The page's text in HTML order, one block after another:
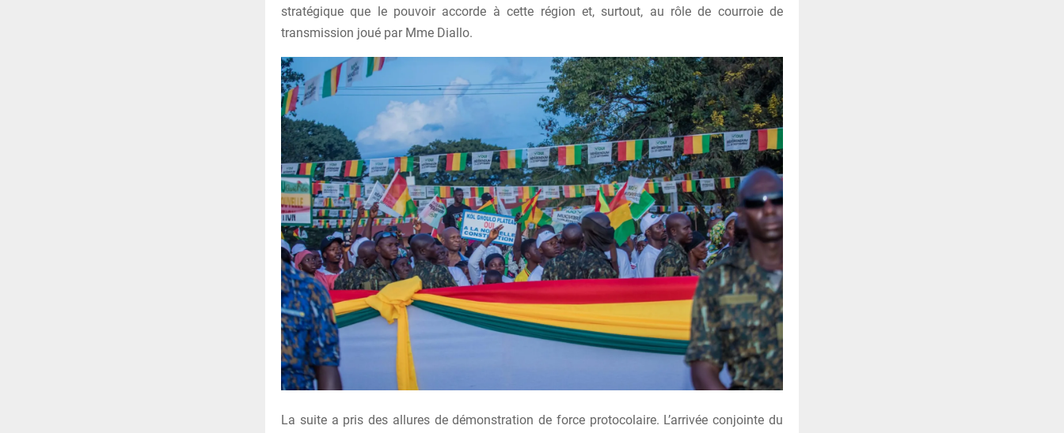
stratégique que le pouvoir accorde à cette région et, surtout, au rôle de courroie de
transmission joué par Mme Diallo.
La suite a pris des allures de démonstration de force protocolaire. L’arrivée conjointe du